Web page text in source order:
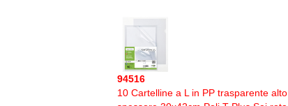
94516
10 Cartelline a L in PP trasparente alto